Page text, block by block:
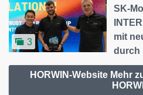
3
SK-
mit
durch
HORWIN-Website Mehr